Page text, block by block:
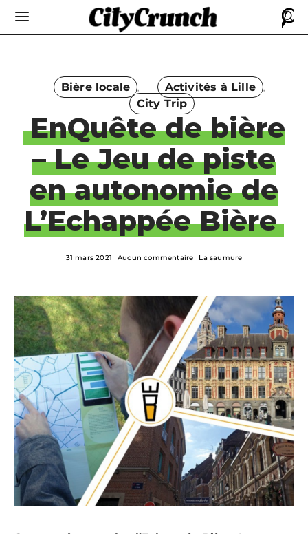
Bière locale
Activités à Lille
City Trip
EnQuête de bière
– Le Jeu de piste
en autonomie de
L’Echappée Bière
31 mars 2021 Aucun commentaire La saumure